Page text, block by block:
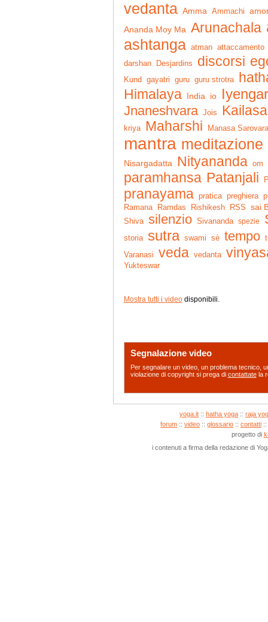
vedanta Amma Ammachi
Ananda Moy Ma Arunachala
ashtanga atman attaccamento
darshan
Desjardins discorsi
Kund gayatri guru guru strotra
Himalaya
India io Iyengar
Jnaneshvara Jois Kailasa
kriya Maharshi Manasa Sarovara
mantra meditazione
Nisargadatta Nityananda om
paramhansa Patanjali
pranayama pratica preghiera
Ramana
Ramdas Rishikesh RSS sai
Shiva silenzio Sivananda spezie
storia sutra swami sè tempo
Varanasi veda vedanta
Yukteswar
Mostra tutti i videodisponibili.
Segnalazione video
Per segnalare un video, un problema tecnico,
violazione di copyright si prega di contattatela
yoga.it :: hatha yoga :: raja
forum :: video :: glossario :: contatti ::
progetto di
i contenuti a firma della redazione di